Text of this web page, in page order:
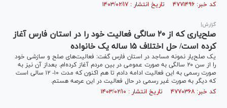
کد خبر: ۴۷۷۱۴۹۶ تاریخ انتشار : ۱۴۰۳/۰۲/۱۷
گزارش|
صلح‌یاری که از ۲۰ سالگی فعالیت خود را در استان فارس آغاز
کرده است/ حل اختلاف ۱۵ ساله یک خانواده
یک صلح‌یار نمونه مساجد در استان فارس گفت: فعالیت‌های صلح و سازشی خود
را از سن ۲۰ سالگی به صورت عمومی در بین مردم آغاز کرده‌ام. بعداز آن نیز به
صورت رسمی به این فعالیت ادامه دادم تا هم اکنون که مدت ۱۰- ۱۲ سالی است
که دیگر به صورت غیر رسمی در حال فعالیت در این عرصه هستم.
کد خبر: ۴۷۷۰۳۶۸ تاریخ انتشار : ۱۴۰۳/۰۲/۱۰